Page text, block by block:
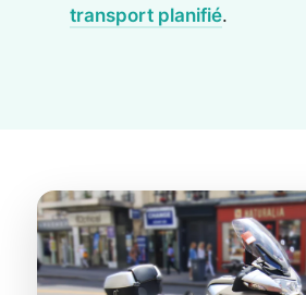
transport planifié.